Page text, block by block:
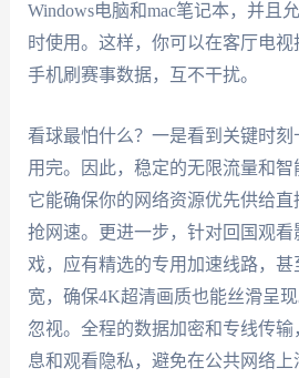
Windows电脑和mac笔记本，并且
时使用。这样，你可以在客厅电视
手机刷赛事数据，互不干扰。
看球最怕什么？一是看到关键时
用完。因此，稳定的无限流量和智
它能确保你的网络资源优先供给
抢网速。更进一步，针对回国观
戏，应有精选的专用加速线路，
宽，确保4K超清画质也能丝滑呈
忽视。全程的数据加密和专线传
息和观看隐私，避免在公共网络